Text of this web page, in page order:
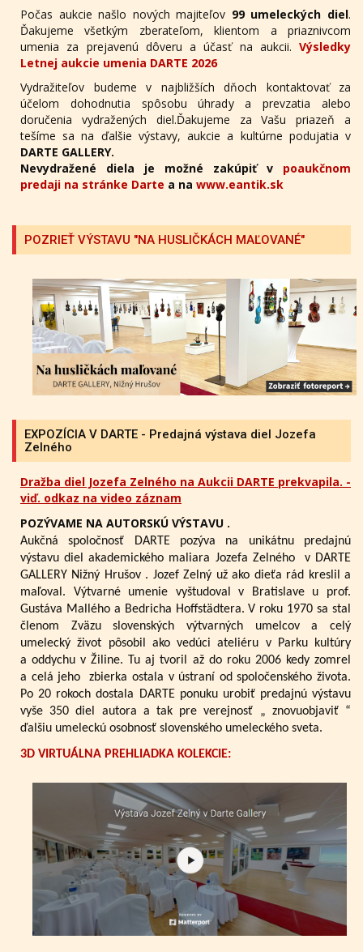
Počas aukcie našlo nových majiteľov 99 umeleckých diel.
Ďakujeme všetkým zberateľom, klientom a priaznivcom
umenia za prejavenú dôveru a účasť na aukcii. Výsledky
Letnej aukcie umenia DARTE 2026
Vydražiteľov budeme v najbližších dňoch kontaktovať za
účelom dohodnutia spôsobu úhrady a prevzatia alebo
doručenia vydražených diel.Ďakujeme za Vašu priazeň a
tešíme sa na ďalšie výstavy, aukcie a kultúrne podujatia v
DARTE GALLERY.
Nevydražené diela je možné zakúpiť v poaukčnom
predaji na stránke Darte a na www.eantik.sk
POZRIEŤ VÝSTAVU "NA HUSLIČKÁCH MAĽOVANÉ"
EXPOZÍCIA V DARTE - Predajná výstava diel Jozefa
Zelného
Dražba diel Jozefa Zelného na Aukcii DARTE prekvapila. -
viď. odkaz na video záznam
POZÝVAME NA AUTORSKÚ VÝSTAVU .
Aukčná spoločnosť DARTE pozýva na unikátnu predajnú
výstavu diel akademického maliara Jozefa Zelného
v DARTE
GALLERY Nižný Hrušov . Jozef Zelný už ako dieťa rád kreslil a
maľoval. Výtvarné umenie vyštudoval v Bratislave u prof.
Gustáva Mallého a Bedricha Hoffstädtera. V roku 1970 sa stal
členom Zväzu slovenských výtvarných umelcov a celý
umelecký život pôsobil ako vedúci ateliéru v Parku kultúry
a oddychu v Žiline. Tu aj tvoril až do roku 2006 kedy zomrel
a celá jeho zbierka ostala v ústraní od spoločenského života.
Po 20 rokoch dostala DARTE ponuku urobiť predajnú výstavu
vyše 350 diel autora a tak pre verejnosť „ znovuobjaviť “
ďalšiu umeleckú osobnosť slovenského umeleckého sveta.
3D VIRTUÁLNA PREHLIADKA KOLEKCIE: